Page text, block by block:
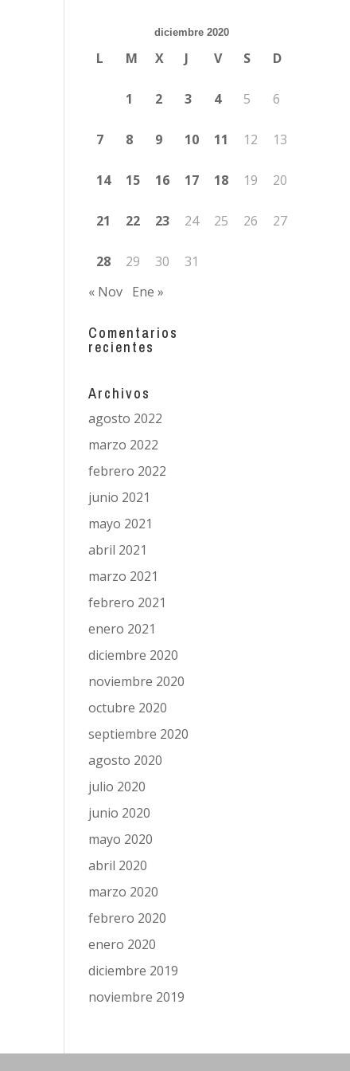
diciembre 2020
L M X J V S D
1 2 3 4 5 6
7 8 9 10 11 12 13
14 15 16 17 18 19 20
21 22 23 24 25 26 27
28 29 30
31
« Nov Ene »
Comentarios
recientes
Archivos
agosto 2022
marzo 2022
febrero 2022
junio 2021
mayo 2021
abril 2021
marzo 2021
febrero 2021
enero 2021
diciembre 2020
noviembre 2020
octubre 2020
septiembre 2020
agosto 2020
julio 2020
junio 2020
mayo 2020
abril 2020
marzo 2020
febrero 2020
enero 2020
diciembre 2019
noviembre 2019